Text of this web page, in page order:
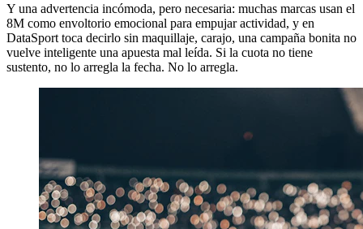
Y una advertencia incómoda, pero necesaria: muchas marcas usan el
8M como envoltorio emocional para empujar actividad, y en
DataSport toca decirlo sin maquillaje, carajo, una campaña bonita no
vuelve inteligente una apuesta mal leída. Si la cuota no tiene
sustento, no lo arregla la fecha. No lo arregla.